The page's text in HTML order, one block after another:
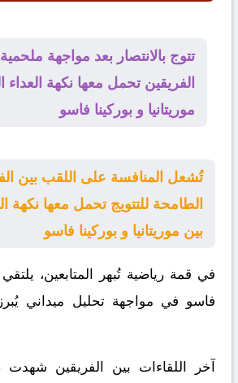
الفريقين تحمل معها نكهة العداء
موريتانيا و بوركينا فاسو
الطامحة للتتويج تحمل معها نكهة
بين موريتانيا و بوركينا فاسو
في قمة رياضية تُبهر المتابعين، يلتقي
فاسو في مواجهة تحليل ميداني
آخر اللقاءات بين الفريقين شهدت